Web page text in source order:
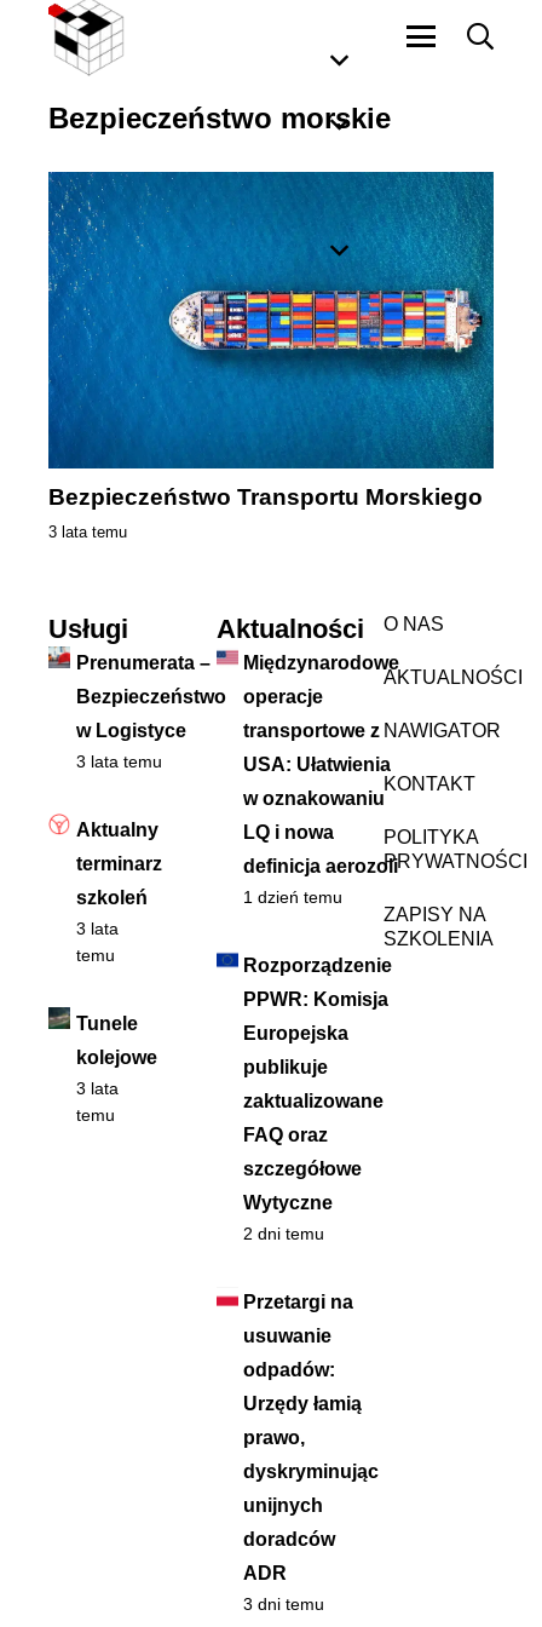
Bezpieczeństwo morskie
Bezpieczeństwo Transportu Morskiego
3 lata temu
Usługi
Prenumerata –
Bezpieczeństwo
w Logistyce
3 lata temu
Aktualny
terminarz
szkoleń
3 lata
temu
Tunele
kolejowe
3 lata
temu
Aktualności
Międzynarodowe
operacje
transportowe z
USA: Ułatwienia
w oznakowaniu
LQ i nowa
definicja aerozoli
1 dzień temu
Rozporządzenie
PPWR: Komisja
Europejska
publikuje
zaktualizowane
FAQ oraz
szczegółowe
Wytyczne
2 dni temu
Przetargi na
usuwanie
odpadów:
Urzędy łamią
prawo,
dyskryminując
unijnych
doradców
ADR
3 dni temu
O NAS
AKTUALNOŚCI
NAWIGATOR
KONTAKT
POLITYKA
PRYWATNOŚCI
ZAPISY NA
SZKOLENIA